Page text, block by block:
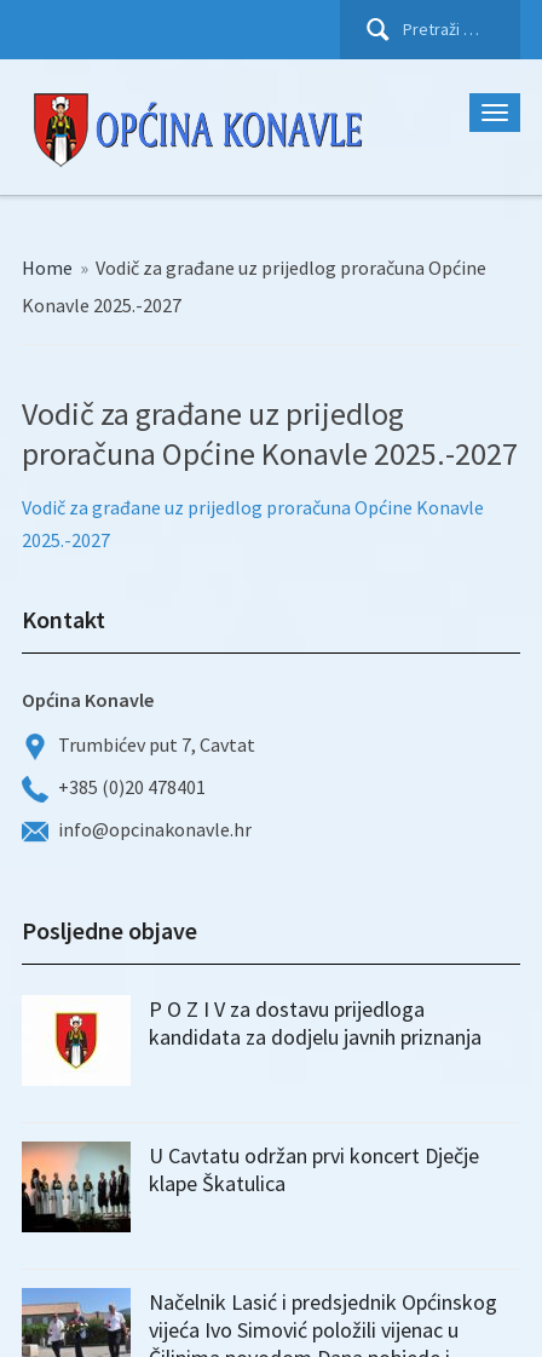
Pretraži:
Home » Vodič za građane uz prijedlog proračuna Općine
Konavle 2025.-2027
Vodič za građane uz prijedlog
proračuna Općine Konavle 2025.-2027
Vodič za građane uz prijedlog proračuna Općine Konavle
2025.-2027
Kontakt
Općina Konavle
Trumbićev put 7, Cavtat
+385 (0)20 478401
info@opcinakonavle.hr
Posljedne objave
P O Z I V za dostavu prijedloga
kandidata za dodjelu javnih priznanja
U Cavtatu održan prvi koncert Dječje
klape Škatulica
Načelnik Lasić i predsjednik Općinskog
vijeća Ivo Simović položili vijenac u